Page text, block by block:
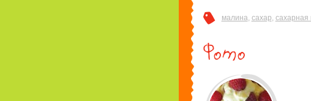
малина, сахар, сахарная